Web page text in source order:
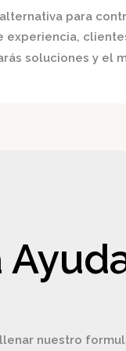
para
experiencia,
soluciones y el
nuestro